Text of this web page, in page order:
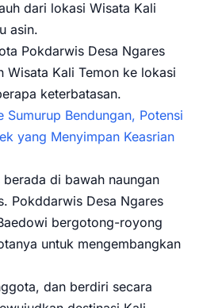
dari lokasi Wisata Kali
asin.
Pokdarwis Desa Ngares
Wisata Kali Temon ke lokasi
keterbatasan.
Sumurup Bendungan, Potensi
yang Menyimpan Keasrian
di bawah naungan
Pokddarwis Desa Ngares
bergotong-royong
untuk mengembangkan
dan berdiri secara